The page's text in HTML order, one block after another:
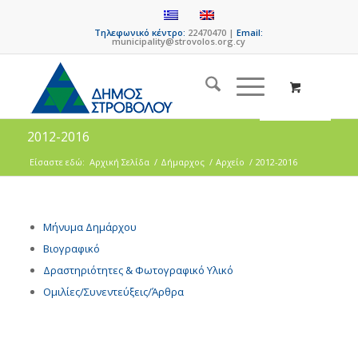
Τηλεφωνικό κέντρο: 22470470 |Email:
municipality@strovolos.org.cy
2012-2016
Είσαστε εδώ: Αρχική Σελίδα / Δήμαρχος / Αρχείο / 2012-2016
Μήνυμα Δημάρχου
Βιογραφικό
Δραστηριότητες & Φωτογραφικό Υλικό
Ομιλίες/Συνεντεύξεις/Άρθρα